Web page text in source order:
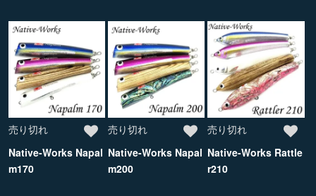
売り切れ
Native-Works Napal
m170
売り切れ
Native-Works Napal
m200
売り切れ
Native-Works Rattle
r210